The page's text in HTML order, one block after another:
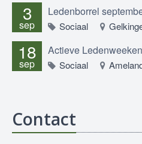
3
sep
Ledenborrel
Sociaal
18
sep
Actieve
Sociaal
Contact